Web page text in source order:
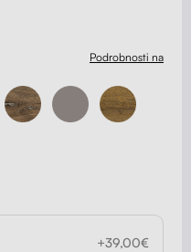
Podrobnosti na
+39,00€